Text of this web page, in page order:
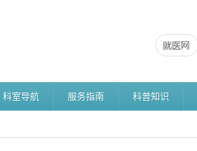
科室导航 服务指南 科普知识